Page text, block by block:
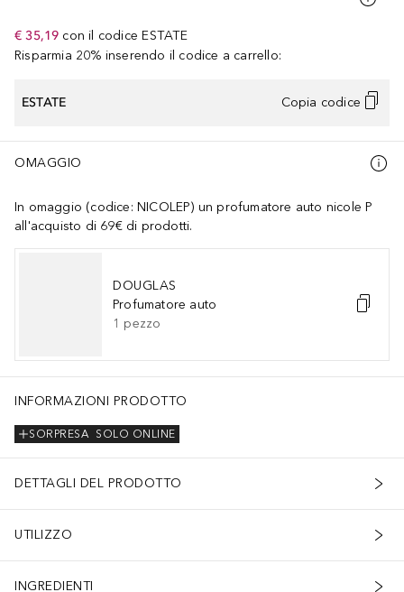
€ 35,19 con il codice ESTATE
Risparmia 20% inserendo il codice a carrello:
ESTATE Copia codice
OMAGGIO
In omaggio (codice: NICOLEP) un profumatore auto nicole P
all'acquisto di 69€ di prodotti.
DOUGLAS
Profumatore auto
1 pezzo
INFORMAZIONI PRODOTTO
SOLO ONLINE
SORPRESA
DETTAGLI DEL PRODOTTO
UTILIZZO
INGREDIENTI